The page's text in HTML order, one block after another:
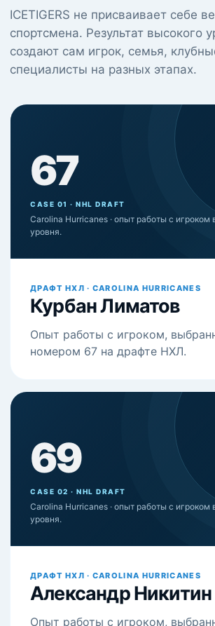
ICETIGERS не присваивает себе
спортсмена. Результат высокого
создают сам игрок, семья,
специалисты на разных этапах.
67
CASE 01 · NHL DRAFT
Carolina Hurricanes · опыт работы с игроком
уровня.
ДРАФТ НХЛ · CAROLINA HURRICANES
Курбан Лиматов
Опыт работы с игроком,
номером 67 на драфте НХЛ.
69
CASE 02 · NHL DRAFT
Carolina Hurricanes · опыт работы с игроком
уровня.
ДРАФТ НХЛ · CAROLINA HURRICANES
Александр Никитин
Опыт работы с игроком,